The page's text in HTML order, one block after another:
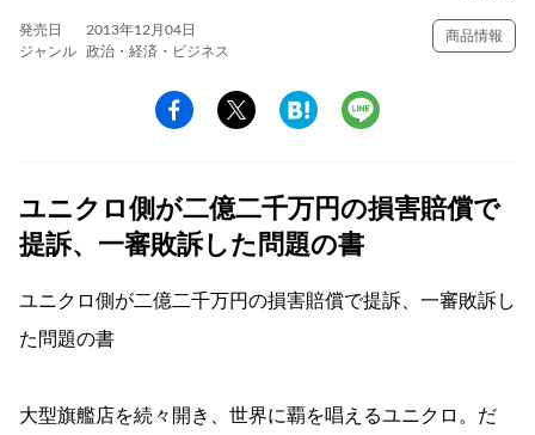
発売日
2013年12月04日
ジャンル
政治・経済・ビジネス
商品情報
ユニクロ側が二億二千万円の損害賠償で
提訴、一審敗訴した問題の書
ユニクロ側が二億二千万円の損害賠償で提訴、一審敗訴し
た問題の書
大型旗艦店を続々開き、世界に覇を唱えるユニクロ。だ